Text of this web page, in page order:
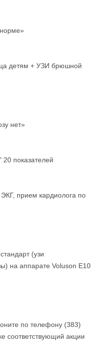
детям + УЗИ брюшной
нет»
показателей
прием кардиолога по
(узи
на аппарате Voluson E10
по телефону (383)
соответствующий акции